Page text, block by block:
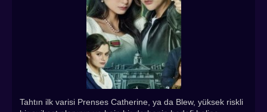
Tahtın ilk varisi Prenses Catherine, ya da Blew, yüksek riskli